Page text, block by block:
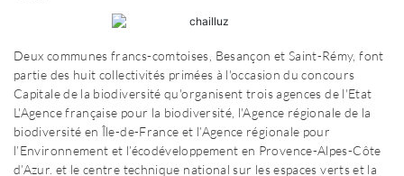
Deux communes francs-comtoises, Besançon et Saint-Rémy, font
partie des huit collectivités primées à l'occasion du concours
Capitale de la biodiversité qu'organisent trois agences de l'Etat
L'Agence française pour la biodiversité, l'Agence régionale de la
biodiversité en Île-de-France et l’Agence régionale pour
l’Environnement et l’écodéveloppement en Provence-Alpes-Côte
d’Azur. et le centre technique national sur les espaces verts et la